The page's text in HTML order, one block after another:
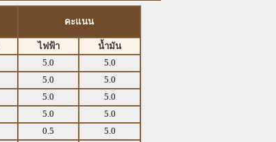
คะแนน
ไฟฟ้า
น้ำมัน
5.0
5.0
5.0
5.0
5.0
5.0
5.0
5.0
0.5
5.0